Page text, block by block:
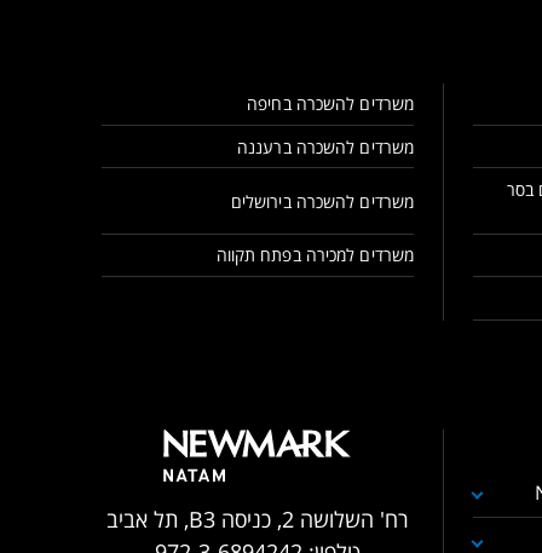
משרדים להשכרה בחיפה
משרדים להשכרה ברעננה
בסר
משרדים להשכרה בירושלים
משרדים למכירה בפתח תקווה
רח' השלושה 2, כניסה B3, תל אביב